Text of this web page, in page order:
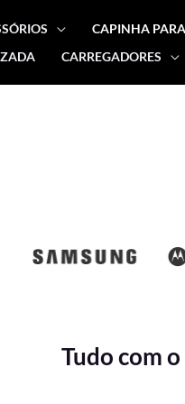
CAPINHA
CARREGADORES
Tudo com